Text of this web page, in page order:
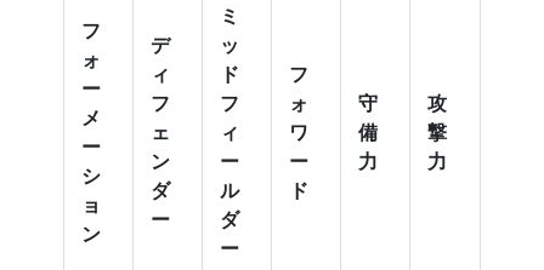
フ
ォ
ー
メ
ー
シ
ョ
ン
デ
ィ
フ
ェ
ン
ダ
ー
ミ
ッ
ド
フ
ィ
ー
ル
ダ
ー
フ
ォ
ワ
ー
ド
守
備
力
攻
撃
力